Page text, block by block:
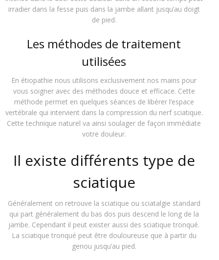
irradier dans la fesse puis dans la jambe allant jusqu’au doigt
de pied.
Les méthodes de traitement
utilisées
En étiopathie nous utilisons exclusivement nos mains pour
vous soigner avec des méthodes douce et efficace. Cette
méthode permet en quelques séances de libérer l’espace
vertébrale qui intervient dans la compression du nerf sciatique.
Cette technique naturel va ainsi soulager de façon immédiate
votre douleur.
Il existe différents type de
sciatique
Généralement on retrouve la sciatique ou sciatalgie standard
qui part généralement du bas dos puis descend le long de la
jambe. Cependant il peut exister aussi des sciatique tronqué.
La sciatique tronqué peut être douloureuse que à partir du
genou jusqu’au pied.